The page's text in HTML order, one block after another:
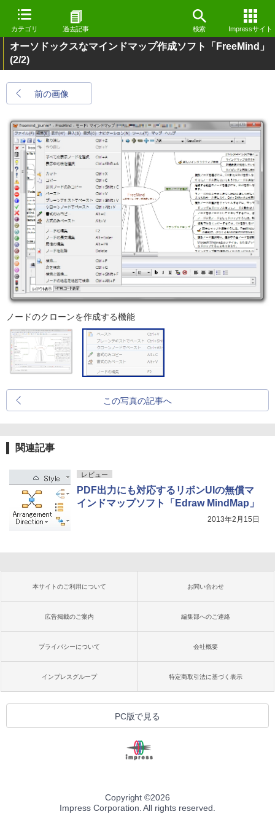
カテゴリ 過去記事 検索 Impressサイト
オーソドックスなマインドマップ作成ソフト「FreeMind」
(2/2)
前の画像
ノードのクローンを作成する機能
この写真の記事へ
関連記事
レビュー
PDF出力にも対応するリボンUIの無償マ
インドマップソフト「Edraw MindMap」
2013年2月15日
本サイトのご利用について お問い合わせ
広告掲載のご案内 編集部へのご連絡
プライバシーについて 会社概要
インプレスグループ 特定商取引法に基づく表示
PC版で見る
Copyright ©2026
Impress Corporation. All rights reserved.